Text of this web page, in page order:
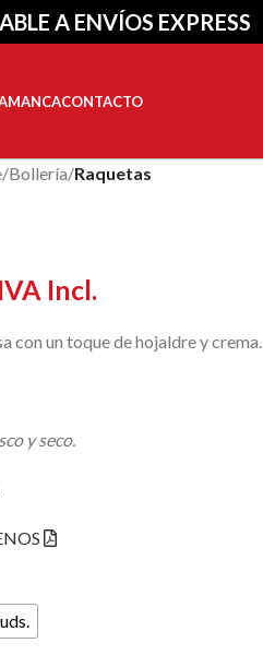
A ENVÍOS EXPRESS
CONTACTO
/Bollería/Raquetas
Incl.
con un toque de hojaldre y crema.
y seco.